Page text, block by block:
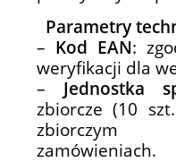
Parametry
– Kod EAN:
weryfikacji dla
– Jednostka
zbiorcze (10
zbiorczym
zamówieniach.